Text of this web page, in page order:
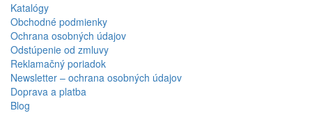
Katalógy
Obchodné podmienky
Ochrana osobných údajov
Odstúpenie od zmluvy
Reklamačný poriadok
Newsletter – ochrana osobných údajov
Doprava a platba
Blog